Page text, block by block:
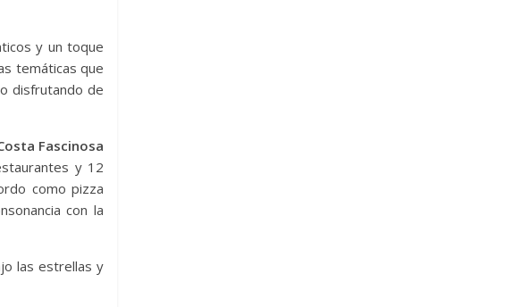
y un toque
temáticas que
disfrutando de
Fascinosa
y 12
como pizza
con la
las estrellas y